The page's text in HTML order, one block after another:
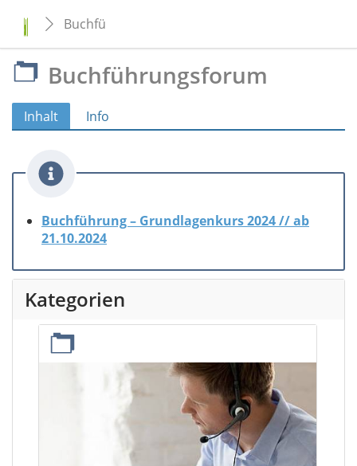
Buchführungsforum
Buchführungsforum
Inhalt Info
Buchführung – Grundlagenkurs 2024 // ab
21.10.2024
Kategorien